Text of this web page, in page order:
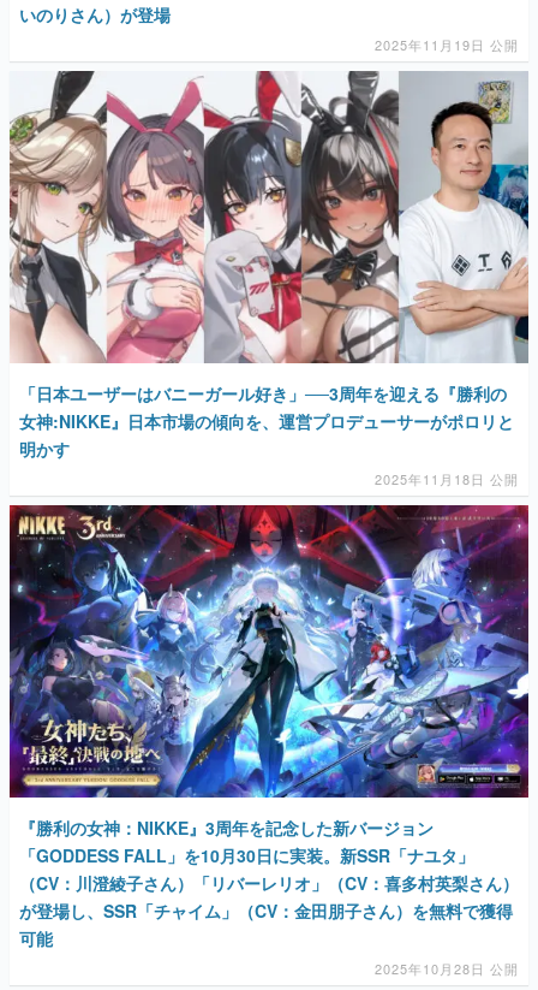
いのりさん）が登場
2025年11月19日 公開
「日本ユーザーはバニーガール好き」──3周年を迎える『勝利の
女神:NIKKE』日本市場の傾向を、運営プロデューサーがポロリと
明かす
2025年11月18日 公開
『勝利の女神：NIKKE』3周年を記念した新バージョン
「GODDESS FALL」を10月30日に実装。新SSR「ナユタ」
（CV：川澄綾子さん）「リバーレリオ」（CV：喜多村英梨さん）
が登場し、SSR「チャイム」（CV：金田朋子さん）を無料で獲得
可能
2025年10月28日 公開